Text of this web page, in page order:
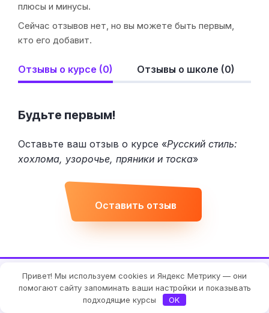
плюсы и минусы.
Сейчас отзывов нет, но вы можете быть первым,
кто его добавит.
Отзывы о курсе (0) Отзывы о школе (0)
Будьте первым!
Оставьте ваш отзыв о курсе «Русский стиль:
хохлома, узорочье, пряники и тоска»
Оставить отзыв
Похожие курсы
Привет! Мы используем cookies и Яндекс Метрику — они
помогают сайту запоминать ваши настройки и показывать
подходящие курсы
OK